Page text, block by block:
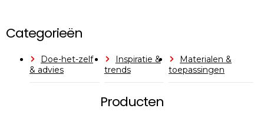
Categorieën
Doe-het-zelf
& advies
Inspiratie &
trends
Materialen &
toepassingen
Producten